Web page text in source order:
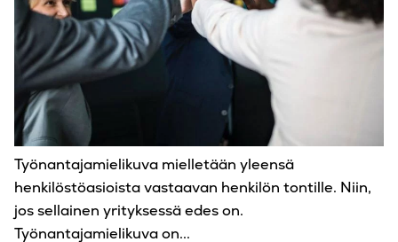
Työnantajamielikuva mielletään yleensä
henkilöstöasioista vastaavan henkilön tontille. Niin,
jos sellainen yrityksessä edes on.
Työnantajamielikuva on...